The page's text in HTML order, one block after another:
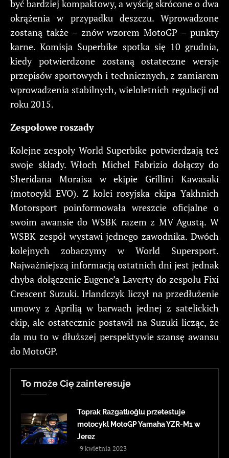
być bardziej kompaktowy, a wyścig skrócone o dwa
okrążenia w przypadku deszczu. Wprowadzone
zostaną także – znów wzorem MotoGP – punkty
karne. Komisja Superbike spotka się 10 grudnia,
kiedy potwierdzone zostaną ostateczne wersje
przepisów sportowych i technicznych, z zamiarem
wprowadzenia stabilnych, wieloletnich regulacji od
roku 2015.
Zespołowe roszady
Kolejne zespoły World Superbike potwierdzają też
swoje składy. Włoch Michel Fabrizio dołączy do
Sheridana Moraisa w ekipie Grillini Kawasaki
(motocykl EVO). Z kolei rosyjska ekipa Yakhnich
Motorsport poinformowała wreszcie oficjalne o
swoim awansie do WSBK razem z MV Agustą. W
WSBK zespół wystawi jednego zawodnika. Dwóch
kolejnych zobaczymy w World Supersport.
Najważniejszą informacją ostatnich dni jest jednak
chyba dołączenie Eugene’a Laverty do zespołu Fixi
Crescent Suzuki. Irlandczyk liczył na przedłużenie
umowy z Aprilią w barwach jednej z satelickich
ekip, ale ostatecznie postawił na Suzuki licząc, że
da mu to w dłuższej perspektywie szansę awansu
do MotoGP.
To może Cię zainteresuje
Toprak Razgatlıoğlu przetestuje
motocykl MotoGP Yamaha YZR-M1 w
Jerez
9 kwietnia 2023